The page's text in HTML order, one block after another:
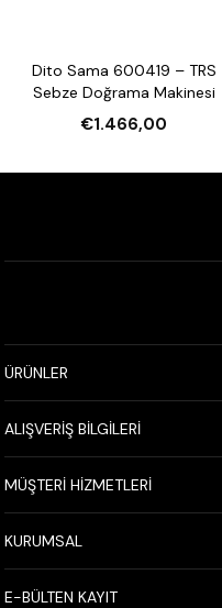
Dito Sama 600419 – TRS
Sebze Doğrama Makinesi
€1.466,00
ÜRÜNLER
ALIŞVERİŞ BİLGİLERİ
MÜŞTERİ HİZMETLERİ
KURUMSAL
E-BÜLTEN KAYIT